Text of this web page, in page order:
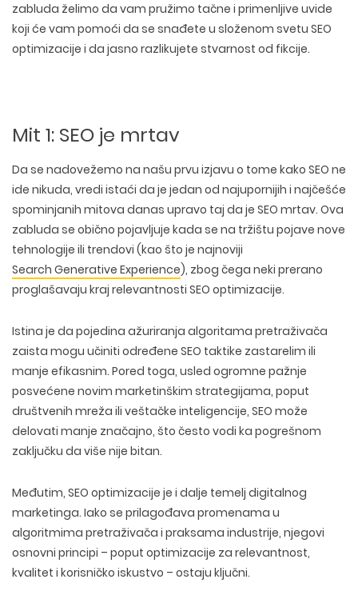
zabluda želimo da vam pružimo tačne i primenljive uvide
koji će vam pomoći da se snađete u složenom svetu SEO
optimizacije i da jasno razlikujete stvarnost od fikcije.
Mit 1: SEO je mrtav
Da se nadovežemo na našu prvu izjavu o tome kako SEO ne
ide nikuda, vredi istaći da je jedan od najupornijih i najčešće
spominjanih mitova danas upravo taj da je SEO mrtav. Ova
zabluda se obično pojavljuje kada se na tržištu pojave nove
tehnologije ili trendovi (kao što je najnoviji
Search Generative Experience), zbog čega neki prerano
proglašavaju kraj relevantnosti SEO optimizacije.
Istina je da pojedina ažuriranja algoritama pretraživača
zaista mogu učiniti određene SEO taktike zastarelim ili
manje efikasnim. Pored toga, usled ogromne pažnje
posvećene novim marketinškim strategijama, poput
društvenih mreža ili veštačke inteligencije, SEO može
delovati manje značajno, što često vodi ka pogrešnom
zaključku da više nije bitan.
Međutim, SEO optimizacije je i dalje temelj digitalnog
marketinga. Iako se prilagođava promenama u
algoritmima pretraživača i praksama industrije, njegovi
osnovni principi – poput optimizacije za relevantnost,
kvalitet i korisničko iskustvo – ostaju ključni.